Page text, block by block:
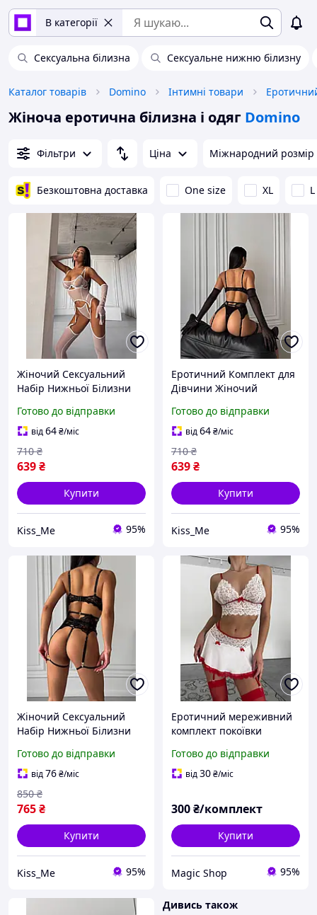
В категорії
Сексуальна білизна Сексуальне нижню білизну
Каталог товарів Domino Інтимні товари
Жіноча еротична білизна і одяг Domino
Фільтри Ціна Міжнародний розмір
Безкоштовна доставка One size XL L
Жіночий Сексуальний
Набір Нижньої Білизни
Дівчини Трусики
Бюстгальтер Пояс з
Гартерами Рукавички та
Панчохи
Готово до відправки
від64₴/міс
639₴
710 ₴
Купити
Kiss_Me 95%
Еротичний Комплект для
Дівчини Жіночий
Нижньої Білизни Трусики
Бюстгальтер Пояс з
Гартерами та Рукавички
XL
Готово до відправки
від64₴/міс
639₴
710 ₴
Купити
Kiss_Me 95%
Жіночий Сексуальний
Набір Нижньої Білизни
Пояс з Гартерами та
Чокером Еротичний
Комплект для Дівчини M
Готово до відправки
від76₴/міс
765₴
850 ₴
Купити
Kiss_Me 95%
Еротичний мереживний
комплект покоївки
Готово до відправки
від30₴/міс
300₴/комплект
Купити
Magiс Shop 95%
Дивись також